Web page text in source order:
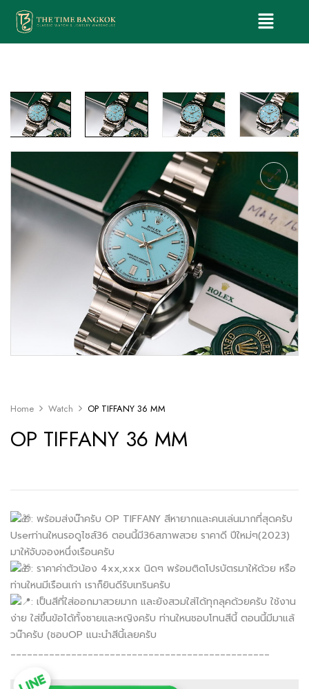
Home Watch OP TIFFANY 36 MM
OP TIFFANY 36 MM
: พร้อมส่งน๊าครับ OP TIFFANY สีหายากและคนเล่นมากที่สุดครับ
Userท่านใหนรอดูไซส์36 ตอนนี้มี36สภาพสวย ราคาดี ปีใหม่ๆ(2023)
มาให้จับจองหนึ่งเรือนครับ
: ราคาค่าตัวน้อง 4xx,xxx นิดๆ พร้อมติดโปรบัตรมาให้ด้วย หรือ
ท่านใหนมีเรือนเก่า เราก็ยินดีรับเทรินครับ
: เป็นสีที่ใส่ออกมาสวยมาก และยังสวมใส่ได้ทุกลุคด้วยครับ ใช้งาน
ง่าย ใส่ขึ้นข้อได้ทั้งชายและหญิงครับ ท่านใหนชอบโทนสีนี้ ตอนนี้มีมาแล้
วน๊าครับ (ชอบOP แนะนำสีนี้เลยครับ
_______________________________________________